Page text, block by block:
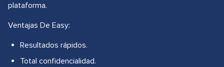
plataforma.
Ventajas De Easy:
Resultados rápidos.
Total confidencialidad.